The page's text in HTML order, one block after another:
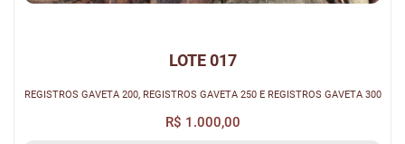
LOTE 017
REGISTROS GAVETA 200, REGISTROS GAVETA 250 E REGISTROS GAVETA 300
R$ 1.000,00